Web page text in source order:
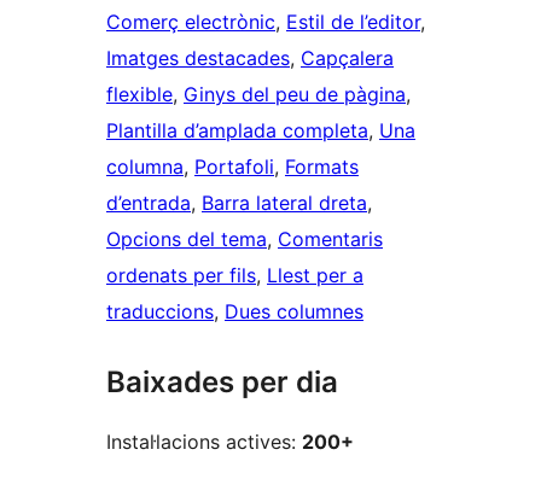
Comerç electrònic, Estil de l’editor
Imatges destacades, Capçalera
flexible, Ginys del peu de pàgina
Plantilla d’amplada completa, Una
columna, Portafoli, Formats
d’entrada, Barra lateral dreta
Opcions del tema, Comentaris
ordenats per fils, Llest per a
traduccions, Dues columnes
Baixades per dia
Instal·lacions actives: 200+